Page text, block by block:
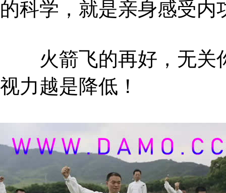
的科学，就是亲身感受内
火箭飞的再好，无关
视力越是降低！